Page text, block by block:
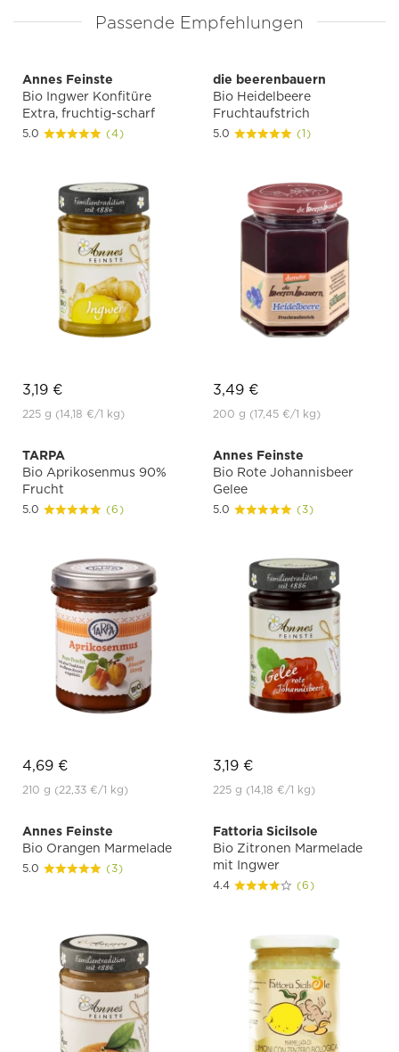
Passende Empfehlungen
Annes Feinste
Bio Ingwer Konfitüre
Extra, fruchtig-scharf
5.0 (4)
3,19 €
225 g (14,18 €/1 kg)
die beerenbauern
Bio Heidelbeere
Fruchtaufstrich
5.0 (1)
3,49 €
200 g (17,45 €/1 kg)
TARPA
Bio Aprikosenmus 90%
Frucht
5.0 (6)
4,69 €
210 g (22,33 €/1 kg)
Annes Feinste
Bio Rote Johannisbeer
Gelee
5.0 (3)
3,19 €
225 g (14,18 €/1 kg)
Annes Feinste
Bio Orangen Marmelade
5.0 (3)
Fattoria Sicilsole
Bio Zitronen Marmelade
mit Ingwer
4.4 (6)